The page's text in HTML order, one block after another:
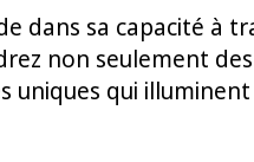
dans sa capacité à
non seulement
uniques qui